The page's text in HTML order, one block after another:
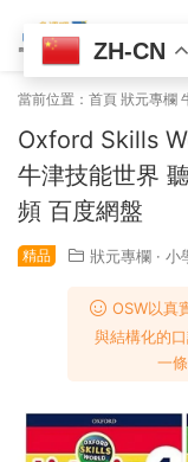
當前位置： 首頁 狀元專欄
Oxford Skills
牛津技能世界
頻 百度網盤
精品 狀元專欄 · 小
OSW以真
與結構化的
一
ZH-CN